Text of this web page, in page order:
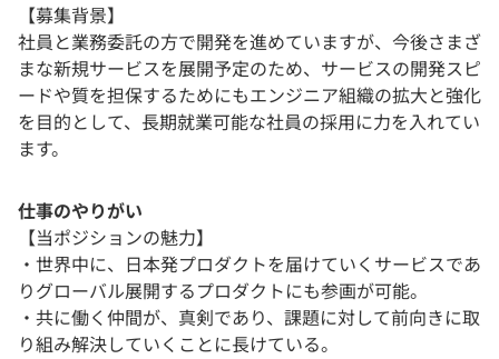
【募集背景】
社員と業務委託の方で開発を進めていますが、今後さまざ
まな新規サービスを展開予定のため、サービスの開発スピ
ードや質を担保するためにもエンジニア組織の拡大と強化
を目的として、長期就業可能な社員の採用に力を入れてい
ます。
仕事のやりがい
【当ポジションの魅力】
・世界中に、日本発プロダクトを届けていくサービスであ
りグローバル展開するプロダクトにも参画が可能。
・共に働く仲間が、真剣であり、課題に対して前向きに取
り組み解決していくことに長けている。